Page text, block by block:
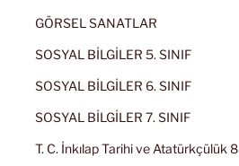
GÖRSEL SANATLAR
SOSYAL BİLGİLER 5. SINIF
SOSYAL BİLGİLER 6. SINIF
SOSYAL BİLGİLER 7. SINIF
T. C. İnkılap Tarihi ve Atatürkçülük 8